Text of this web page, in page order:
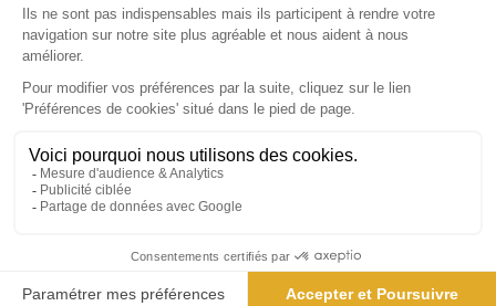
Présentation du magazine Le Dauphiné
Libéré, Ed. Grenoble, Gresivaudan, Vercors,
Romanche
Né le 7 septembre 1945, ce quotidien régional s'est imposé
comme un pilier incontournable de l'information dans le
sud-est de la France. Avec une riche histoire de près de
changeants de ses lecteurs tout en restant fidèle à sa
mission première : offrir une couverture complète et
précise de l'actualité. Ce journal se distingue par sa